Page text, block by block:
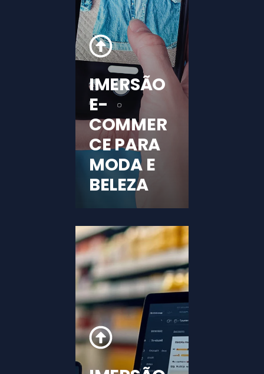
IMERSÃO
E-
COMMER
CE PARA
MODA E
BELEZA